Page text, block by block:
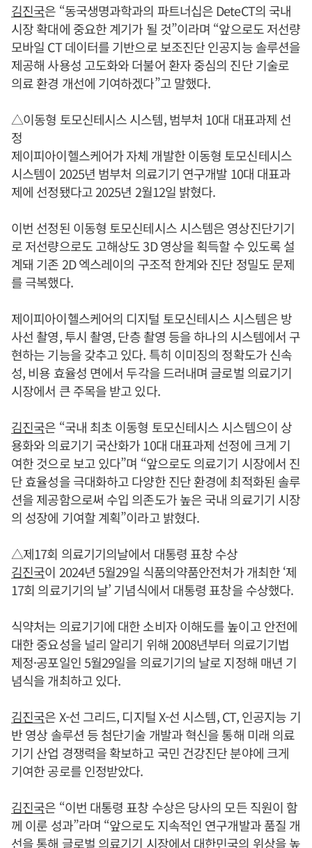
김진국은 “동국생명과학과의 파트너십은 DeteCT의 국내
시장 확대에 중요한 계기가 될 것”이라며 “앞으로도 저선량
모바일 CT 데이터를 기반으로 보조진단 인공지능 솔루션을
제공해 사용성 고도화와 더불어 환자 중심의 진단 기술로
의료 환경 개선에 기여하겠다”고 말했다.
△이동형 토모신테시스 시스템, 범부처 10대 대표과제 선
정
제이피아이헬스케어가 자체 개발한 이동형 토모신테시스
시스템이 2025년 범부처 의료기기 연구개발 10대 대표과
제에 선정됐다고 2025년 2월12일 밝혔다.
이번 선정된 이동형 토모신테시스 시스템은 영상진단기기
로 저선량으로도 고해상도 3D 영상을 획득할 수 있도록 설
계돼 기존 2D 엑스레이의 구조적 한계와 진단 정밀도 문제
를 극복했다.
제이피아이헬스케어의 디지털 토모신테시스 시스템은 방
사선 촬영, 투시 촬영, 단층 촬영 등을 하나의 시스템에서 구
현하는 기능을 갖추고 있다. 특히 이미징의 정확도가 신속
성, 비용 효율성 면에서 두각을 드러내며 글로벌 의료기기
시장에서 큰 주목을 받고 있다.
김진국은 “국내 최초 이동형 토모신테시스 시스템으이 상
용화와 의료기기 국산화가 10대 대표과제 선정에 크게 기
여한 것으로 보고 있다”며 “앞으로도 의료기기 시장에서 진
단 효율성을 극대화하고 다양한 진단 환경에 최적화된 솔루
션을 제공함으로써 수입 의존도가 높은 국내 의료기기 시장
의 성장에 기여할 계획”이라고 밝혔다.
△제17회 의료기기의날에서 대통령 표창 수상
김진국이 2024년 5월29일 식품의약품안전처가 개최한 ‘제
17회 의료기기의 날’ 기념식에서 대통령 표창을 수상했다.
식약처는 의료기기에 대한 소비자 이해도를 높이고 안전에
대한 중요성을 널리 알리기 위해 2008년부터 의료기기법
제정·공포일인 5월29일을 의료기기의 날로 지정해 매년 기
념식을 개최하고 있다.
김진국은 X-선 그리드, 디지털 X-선 시스템, CT, 인공지능 기
반 영상 솔루션 등 첨단기술 개발과 혁신을 통해 미래 의료
기기 산업 경쟁력을 확보하고 국민 건강진단 분야에 크게
기여한 공로를 인정받았다.
김진국은 “이번 대통령 표창 수상은 당사의 모든 직원이 함
께 이룬 성과”라며 “앞으로도 지속적인 연구개발과 품질 개
선을 통해 글로벌 의료기기 시장에서 대한민국의 위상을 높